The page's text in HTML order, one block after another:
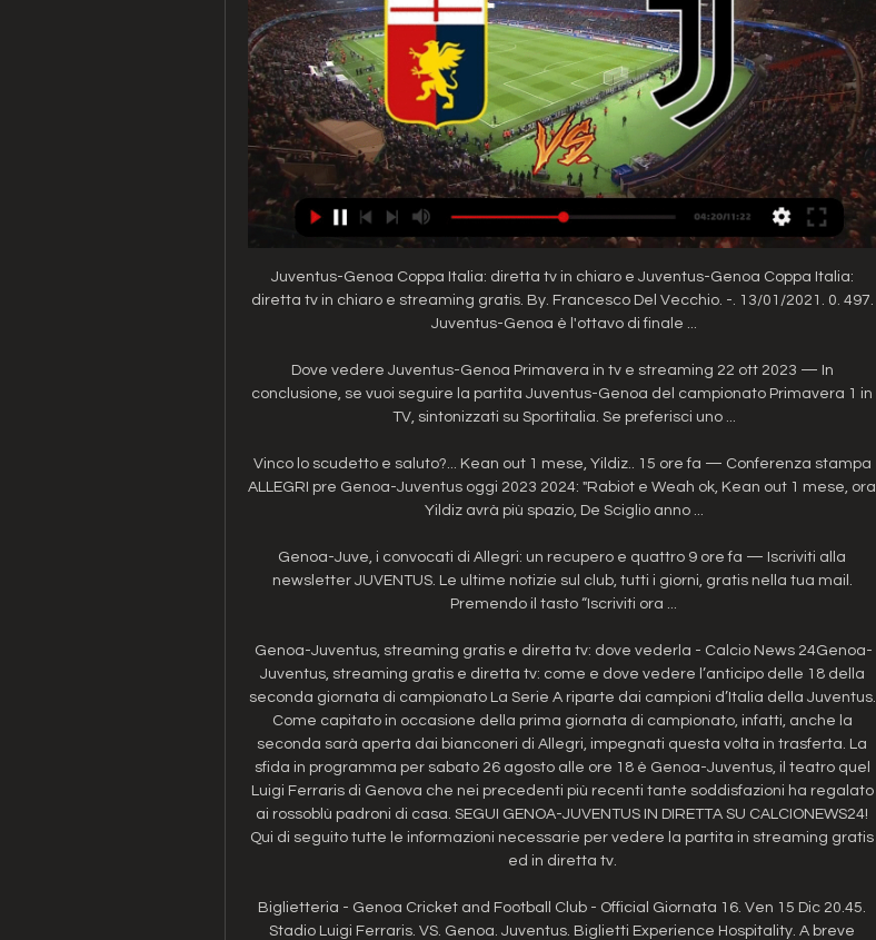
Juventus-Genoa Coppa Italia: diretta tv in chiaro e Juventus-Genoa Coppa Italia:
diretta tv in chiaro e streaming gratis. By. Francesco Del Vecchio. -. 13/01/2021. 0. 497.
Juventus-Genoa è l'ottavo di finale ...
Dove vedere Juventus-Genoa Primavera in tv e streaming 22 ott 2023 — In
conclusione, se vuoi seguire la partita Juventus-Genoa del campionato Primavera 1 in
TV, sintonizzati su Sportitalia. Se preferisci uno ...
Vinco lo scudetto e saluto?... Kean out 1 mese, Yildiz.. 15 ore fa — Conferenza stampa
ALLEGRI pre Genoa-Juventus oggi 2023 2024: "Rabiot e Weah ok, Kean out 1 mese, ora
Yildiz avrà più spazio, De Sciglio anno ...
Genoa-Juve, i convocati di Allegri: un recupero e quattro 9 ore fa — Iscriviti alla
newsletter JUVENTUS. Le ultime notizie sul club, tutti i giorni, gratis nella tua mail.
Premendo il tasto “Iscriviti ora ...
Genoa-Juventus, streaming gratis e diretta tv: dove vederla - Calcio News 24Genoa-
Juventus, streaming gratis e diretta tv: come e dove vedere l’anticipo delle 18 della
seconda giornata di campionato La Serie A riparte dai campioni d’Italia della Juventus.
Come capitato in occasione della prima giornata di campionato, infatti, anche la
seconda sarà aperta dai bianconeri di Allegri, impegnati questa volta in trasferta. La
sfida in programma per sabato 26 agosto alle ore 18 è Genoa-Juventus, il teatro quel
Luigi Ferraris di Genova che nei precedenti più recenti tante soddisfazioni ha regalato
ai rossoblù padroni di casa. SEGUI GENOA-JUVENTUS IN DIRETTA SU CALCIONEWS24!
Qui di seguito tutte le informazioni necessarie per vedere la partita in streaming gratis
ed in diretta tv.
Biglietteria - Genoa Cricket and Football Club - Official Giornata 16. Ven 15 Dic 20.45.
Stadio Luigi Ferraris. VS. Genoa. Juventus. Biglietti Experience Hospitality. A breve